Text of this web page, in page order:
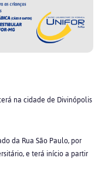
na cidade de Divinópolis
da Rua São Paulo, por
e terá início a partir